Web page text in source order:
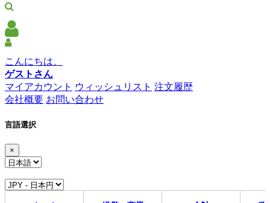
こんにちは、
ゲストさん
マイアカウント ウィッシュリスト 注文履歴
会社概要 お問い合わせ
言語選択
×